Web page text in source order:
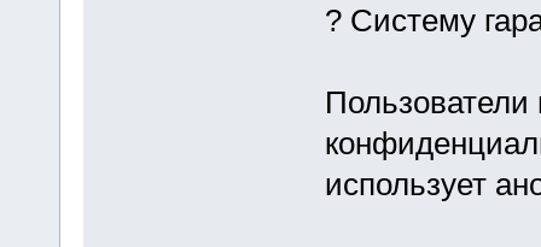
? Систему
использует